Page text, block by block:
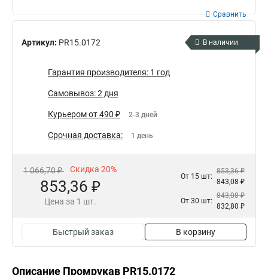
Артикул: PR15.0172
Сравнить
В наличии
Гарантия производителя: 1 год
Самовывоз: 2 дня
Курьером от 490 ₽ 2-3 дней
Срочная доставка: 1 день
1 066,70 ₽ Скидка 20%
853,36 ₽
Цена за 1 шт.
От 15 шт:
853,36 ₽
843,08 ₽
От 30 шт:
843,08 ₽
832,80 ₽
Быстрый заказ В корзину
Описание Промрукав PR15.0172